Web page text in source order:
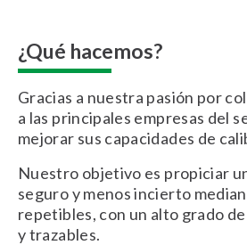
¿Qué hacemos?
Gracias a nuestra pasión por
a las principales empresas del
mejorar sus capacidades de
Nuestro objetivo es propiciar
seguro y menos incierto
repetibles, con un alto grado
y trazables.